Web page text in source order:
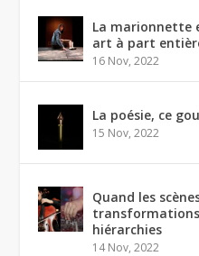
La marionnette
art à part
16 Nov, 2022
La poésie, ce
15 Nov, 2022
Quand les
hiérarchies
14 Nov, 2022